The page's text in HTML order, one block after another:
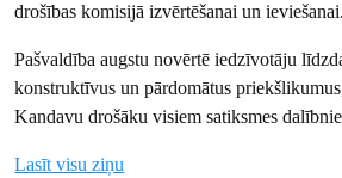
drošības komisijā izvērtēšanai un ieviešanai.
Pašvaldība augstu novērtē iedzīvotāju
konstruktīvus un pārdomātus
Kandavu drošāku visiem satiksmes
Lasīt visu ziņu